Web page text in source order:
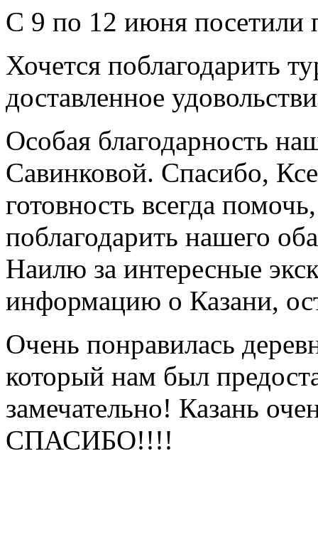
С 9 по 12 июня посетили
Хочется поблагодарить
доставленное
Особая благодарность
Савинковой. Спасибо,
готовность всегда
поблагодарить нашего
Наилю за интересные
информацию о Казани,
Очень понравилась
который нам был
замечательно! Казань
СПАСИБО!!!!